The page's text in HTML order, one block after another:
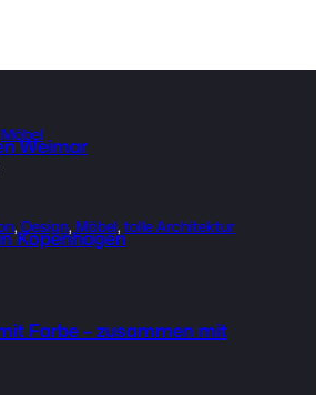
Möbel
Weimar
, Design, Möbel, tolle Architektur
Kopenhagen
Farbe – zusammen mit